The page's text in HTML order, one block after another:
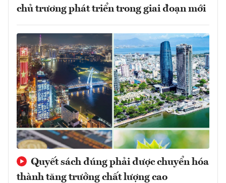
chủ trương phát triển trong giai đoạn mới
Quyết sách đúng phải được chuyển hóa
thành tăng trưởng chất lượng cao